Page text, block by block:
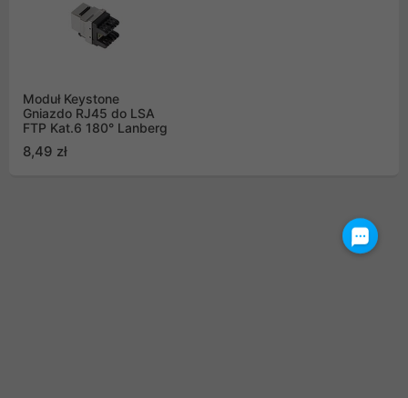
Moduł Keystone
Gniazdo RJ45 do LSA
FTP Kat.6 180° Lanberg
8,49 zł